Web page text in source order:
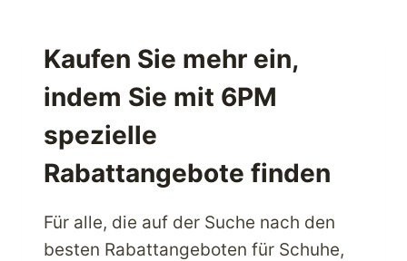
Kaufen Sie mehr ein,
indem Sie mit 6PM
spezielle
Rabattangebote finden
Für alle, die auf der Suche nach den
besten Rabattangeboten für Schuhe,